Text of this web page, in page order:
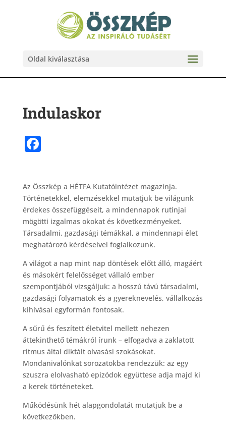
Oldal kiválasztása
Indulaskor
Facebook
Az Összkép a HÉTFA Kutatóintézet magazinja.
Történetekkel, elemzésekkel mutatjuk be világunk
érdekes összefüggéseit, a mindennapok rutinjai
mögötti izgalmas okokat és következményeket.
Társadalmi, gazdasági témákkal, a mindennapi élet
meghatározó kérdéseivel foglalkozunk.
A világot a nap mint nap döntések előtt álló, magáért
és másokért felelősséget vállaló ember
szempontjából vizsgáljuk: a hosszú távú társadalmi,
gazdasági folyamatok és a gyereknevelés, vállalkozás
kihívásai egyformán fontosak.
A sűrű és feszített életvitel mellett nehezen
áttekinthető témákról írunk – elfogadva a zaklatott
ritmus által diktált olvasási szokásokat.
Mondanivalónkat sorozatokba rendezzük: az egy
szuszra elolvasható epizódok együttese adja majd ki
a kerek történeteket.
Működésünk hét alapgondolatát mutatjuk be a
következőkben.